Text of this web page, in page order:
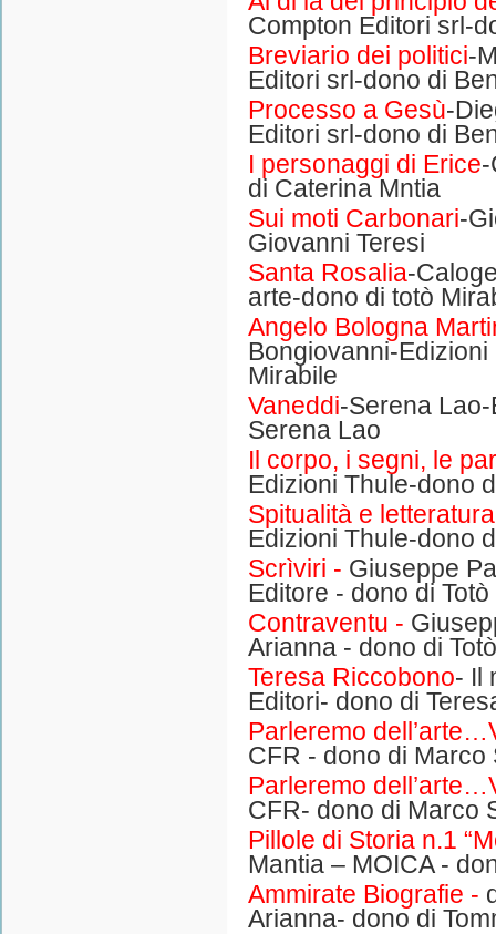
Compton Editori srl-
Breviario dei politici-
Editori srl-dono di
Processo a Gesù-
Editori srl-dono di
I personaggi di Erice
di Caterina Mntia
Sui moti Carbonari-
Giovanni Teresi
Santa Rosalia-
arte-dono di totò
Angelo Bologna
Bongiovanni-
Mirabile
Vaneddi-Serena
Serena Lao
Il corpo, i segni, le
Edizioni Thule-dono
Spitualità e
Edizioni Thule-dono
Scrìviri - Giuseppe
Editore - dono di
Contraventu -
Arianna - dono di
Teresa Riccobono- Il
Editori- dono di
Parleremo
CFR - dono di Marco
Parleremo
CFR- dono di Marco
Pillole di Storia n.1
Mantia – MOICA -
Ammirate Biografie -
Arianna- dono di